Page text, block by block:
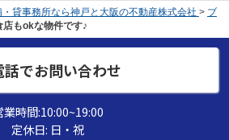
貸事務所なら神戸と大阪の不動産株式会社 > ブ
店もokな物件です♪
話でお問い合わせ
業時間:10:00~19:00
定休日: 日・祝